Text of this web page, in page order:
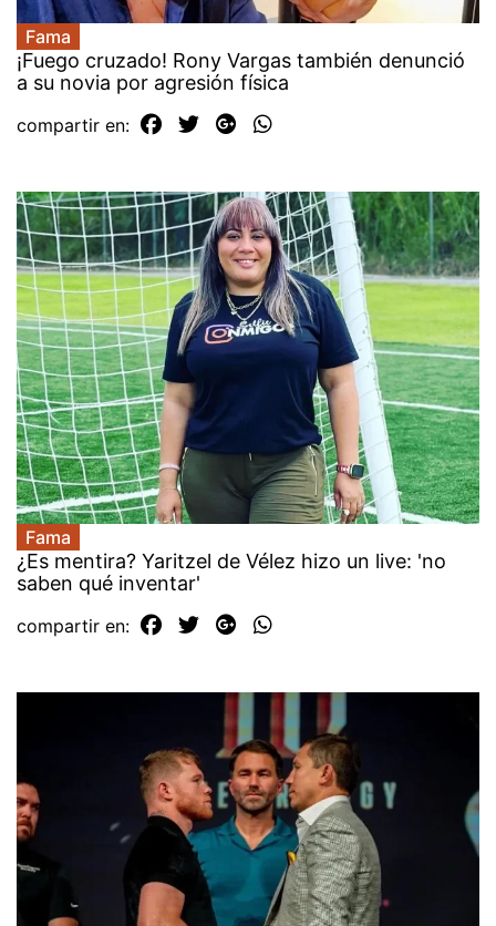
Fama
¡Fuego cruzado! Rony Vargas también denunció
a su novia por agresión física
compartir en:
Fama
¿Es mentira? Yaritzel de Vélez hizo un live: 'no
saben qué inventar'
compartir en: